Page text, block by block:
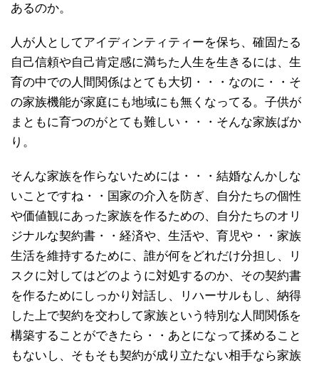
あるのか。
人が人としてアイディンティティーを保ち、確固たる
自己信頼や自己肯定感に満ちた人生を生きるには、生
育の中での人間関係はとても大切・・・なのに・・そ
の家族機能が家庭にも地域にも無くなってる。子供が
まともに育つのがとても難しい・・・そんな家族ばか
り。
そんな家族を作らないためには・・・結婚なんかしな
いことですね・・国家の介入を防ぎ、自分たちの個性
や価値観にあった家族を作るための、自分たちのオリ
ジナルな契約書・・経済や、生活や、育児や・・家族
生活を維持するために、誰が何をどれだけ分担し、リ
スクに対してはどのように対処するのか、その契約書
を作るためにしっかり対話し、リハーサルもし、納得
した上で契約を交わして家族という特別な人間関係を
構築することができたら・・あとになって揉めること
もないし、そもそも契約が成り立たない相手なら家族